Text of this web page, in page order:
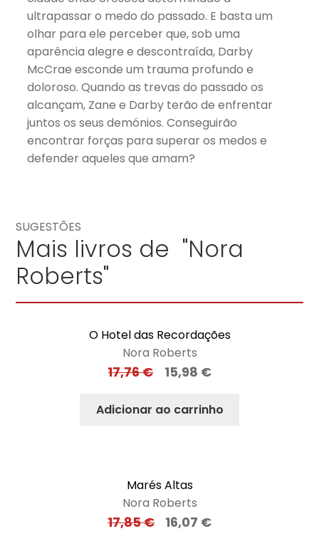
ultrapassar o medo do passado. E basta um
olhar para ele perceber que, sob uma
aparência alegre e descontraída, Darby
McCrae esconde um trauma profundo e
doloroso. Quando as trevas do passado os
alcançam, Zane e Darby terão de enfrentar
juntos os seus demónios. Conseguirão
encontrar forças para superar os medos e
defender aqueles que amam?
SUGESTÕES
Mais livros de "Nora
Roberts"
O Hotel das Recordações
Nora Roberts
17,76€ 15,98 €
Adicionar ao carrinho
Marés Altas
Nora Roberts
17,85€ 16,07 €